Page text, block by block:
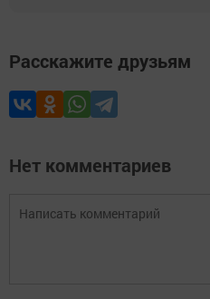
Расскажите друзьям
Нет комментариев